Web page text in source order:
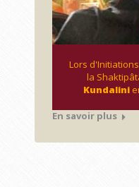
Lors
la
Kundalini
En savoir plus